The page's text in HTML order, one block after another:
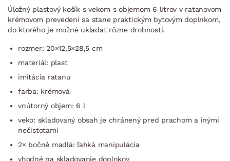
Úložný plastový košík s vekom s objemom 6 litrov v ratanovom
krémovom prevedení sa stane praktickým bytovým doplnkom,
do ktorého je možné ukladať rôzne drobnosti.
rozmer: 20×12,5×28,5 cm
materiál: plast
imitácia ratanu
farba: krémová
vnútorný objem: 6 l
veko: skladovaný obsah je chránený pred prachom a inými
nečistotami
2× bočné madlá: ľahká manipulácia
vhodné na skladovanie doplnkov